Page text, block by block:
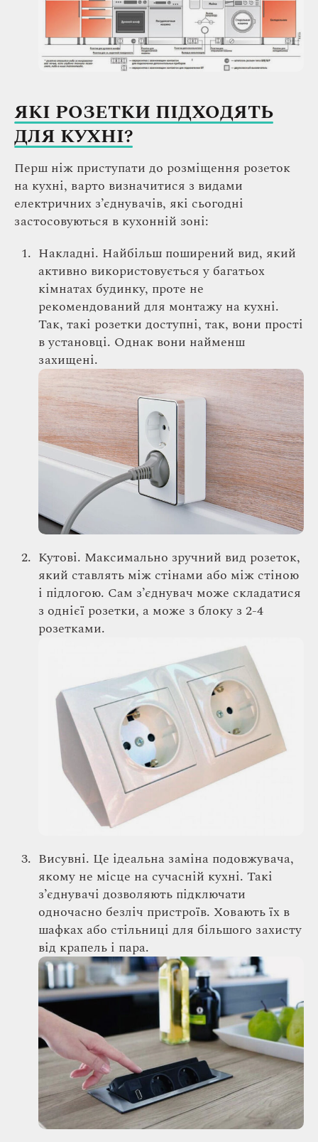
ЯКІ РОЗЕТКИ ПІДХОДЯТЬ
ДЛЯ КУХНІ?
Перш ніж приступати до розміщення розеток
на кухні, варто визначитися з видами
електричних з’єднувачів, які сьогодні
застосовуються в кухонній зоні:
Накладні. Найбільш поширений вид, який
активно використовується у багатьох
кімнатах будинку, проте не
рекомендований для монтажу на кухні.
Так, такі розетки доступні, так, вони прості
в установці. Однак вони найменш
захищені.
Кутові. Максимально зручний вид розеток,
який ставлять між стінами або між стіною
і підлогою. Сам з’єднувач може складатися
з однієї розетки, а може з блоку з 2-4
розетками.
Висувні. Це ідеальна заміна подовжувача,
якому не місце на сучасній кухні. Такі
з’єднувачі дозволяють підключати
одночасно безліч пристроїв. Ховають їх в
шафках або стільниці для більшого захисту
від крапель і пара.